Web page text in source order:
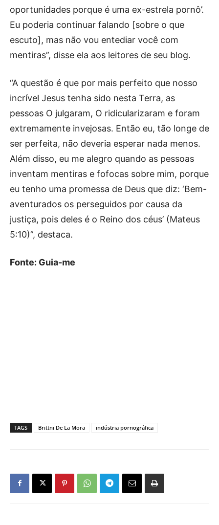
oportunidades porque é uma ex-estrela pornô’.
Eu poderia continuar falando [sobre o que
escuto], mas não vou entediar você com
mentiras”, disse ela aos leitores de seu blog.
“A questão é que por mais perfeito que nosso
incrível Jesus tenha sido nesta Terra, as
pessoas O julgaram, O ridicularizaram e foram
extremamente invejosas. Então eu, tão longe de
ser perfeita, não deveria esperar nada menos.
Além disso, eu me alegro quando as pessoas
inventam mentiras e fofocas sobre mim, porque
eu tenho uma promessa de Deus que diz: ‘Bem-
aventurados os perseguidos por causa da
justiça, pois deles é o Reino dos céus’ (Mateus
5:10)”, destaca.
Fonte: Guia-me
TAGS Brittni De La Mora indústria pornográfica